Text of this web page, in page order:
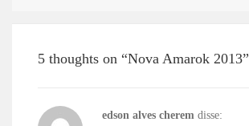
5 thoughts on “Nova Amarok 2013”
edson alves cherem disse: